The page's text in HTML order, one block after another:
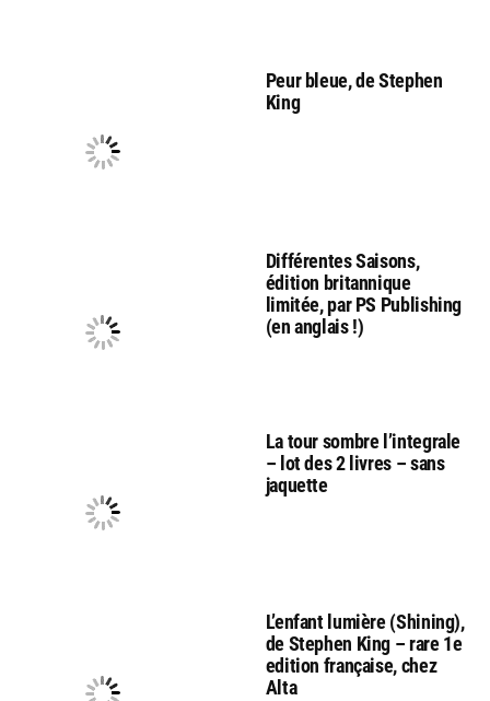
Peur bleue, de Stephen
King
Différentes Saisons,
édition britannique
limitée, par PS Publishing
(en anglais !)
La tour sombre l’integrale
– lot des 2 livres – sans
jaquette
L’enfant lumière (Shining),
de Stephen King – rare 1e
edition française, chez
Alta